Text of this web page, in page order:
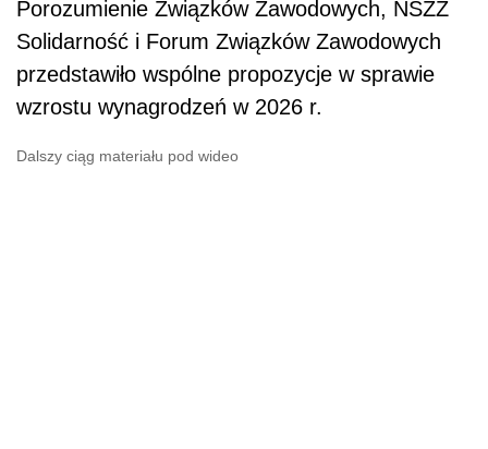
Porozumienie Związków Zawodowych, NSZZ
Solidarność i Forum Związków Zawodowych
przedstawiło wspólne propozycje w sprawie
wzrostu wynagrodzeń w 2026 r.
Dalszy ciąg materiału pod wideo